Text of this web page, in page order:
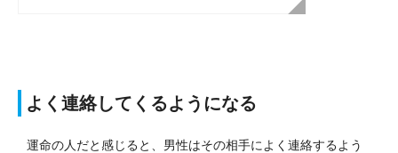
よく連絡してくるようになる
運命の人だと感じると、男性はその相手によく連絡するよう